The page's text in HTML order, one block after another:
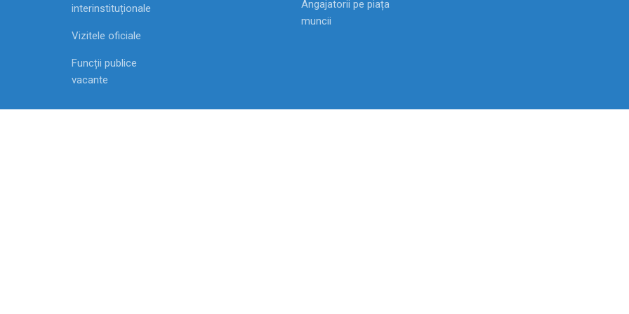
interinstituționale
Vizitele oficiale
Funcții publice
vacante
Angajatorii pe piața
muncii